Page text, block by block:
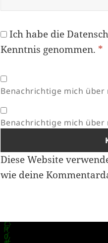
Ich habe die
Kenntnis genommen. *
Benachrichtige mich über
Benachrichtige mich über
Diese Website
wie deine